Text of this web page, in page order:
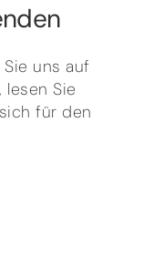
uns auf
lesen Sie
für den